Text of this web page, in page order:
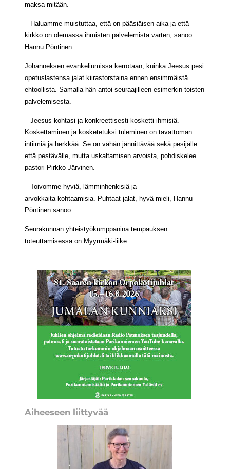
maksa mitään.
– Haluamme muistuttaa, että on pääsiäisen aika ja että
kirkko on olemassa ihmisten palvelemista varten, sanoo
Hannu Pöntinen.
Johanneksen evankeliumissa kerrotaan, kuinka Jeesus pesi
opetuslastensa jalat kiirastorstaina ennen ensimmäistä
ehtoollista. Samalla hän antoi seuraajilleen esimerkin toisten
palvelemisesta.
– Jeesus kohtasi ja konkreettisesti kosketti ihmisiä.
Koskettaminen ja kosketetuksi tuleminen on tavattoman
intiimiä ja herkkää. Se on vähän jännittävää sekä pesijälle
että pestävälle, mutta uskaltamisen arvoista, pohdiskelee
pastori Pirkko Järvinen.
– Toivomme hyviä, lämminhenkisiä ja
arvokkaita kohtaamisia. Puhtaat jalat, hyvä mieli, Hannu
Pöntinen sanoo.
Seurakunnan yhteistyökumppanina tempauksen
toteuttamisessa on Myyrmäki-liike.
Aiheeseen liittyvää